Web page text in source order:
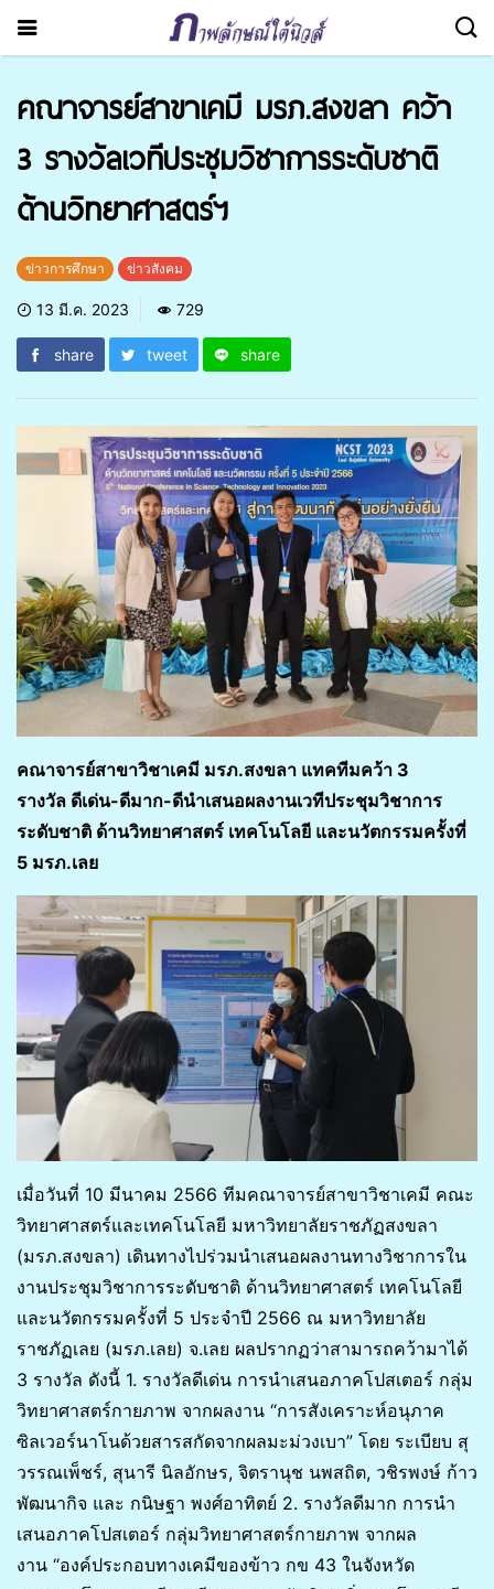
คณาจารย์สาขาเคมี มรภ.สงขลา คว้า
3 รางวัลเวทีประชุมวิชาการระดับชาติ
ด้านวิทยาศาสตร์ฯ
ข่าวการศึกษา ข่าวสังคม
13 มี.ค. 2023 729
share tweet share
คณาจารย์สาขาวิชาเคมี มรภ.สงขลา แทคทีมคว้า 3
รางวัล ดีเด่น-ดีมาก-ดีนำเสนอผลงานเวทีประชุมวิชาการ
ระดับชาติ ด้านวิทยาศาสตร์ เทคโนโลยี และนวัตกรรมครั้งที่
5 มรภ.เลย
เมื่อวันที่ 10 มีนาคม 2566 ทีมคณาจารย์สาขาวิชาเคมี คณะ
วิทยาศาสตร์และเทคโนโลยี มหาวิทยาลัยราชภัฏสงขลา
(มรภ.สงขลา) เดินทางไปร่วมนำเสนอผลงานทางวิชาการใน
งานประชุมวิชาการระดับชาติ ด้านวิทยาศาสตร์ เทคโนโลยี
และนวัตกรรมครั้งที่ 5 ประจำปี 2566 ณ มหาวิทยาลัย
ราชภัฏเลย (มรภ.เลย) จ.เลย ผลปรากฏว่าสามารถคว้ามาได้
3 รางวัล ดังนี้ 1. รางวัลดีเด่น การนำเสนอภาคโปสเตอร์ กลุ่ม
วิทยาศาสตร์กายภาพ จากผลงาน “การสังเคราะห์อนุภาค
ซิลเวอร์นาโนด้วยสารสกัดจากผลมะม่วงเบา” โดย ระเบียบ สุ
วรรณเพ็ชร์, สุนารี นิลอักษร, จิตรานุช นพสถิต, วชิรพงษ์ ก้าว
พัฒนากิจ และ กนิษฐา พงศ์อาทิตย์ 2. รางวัลดีมาก การนำ
เสนอภาคโปสเตอร์ กลุ่มวิทยาศาสตร์กายภาพ จากผล
งาน “องค์ประกอบทางเคมีของข้าว กข 43 ในจังหวัด